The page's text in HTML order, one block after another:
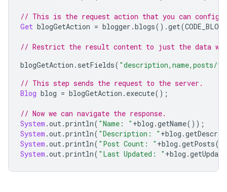
// This is the request action that you can
Get blogGetAction = blogger .blogs().get(
// Restrict the result content to just the data we
blogGetAction . setFields( "description,name,posts/
// This step sends the request to the server.
Blog blog = blogGetAction . execute();
// Now we can navigate the response.
System .out.println( "Name: " +blog .getName());
System .out.println( "Description: " +blog .
System .out.println( "Post Count: " +blog .getPosts
System .out.println( "Last Updated: " +blog .